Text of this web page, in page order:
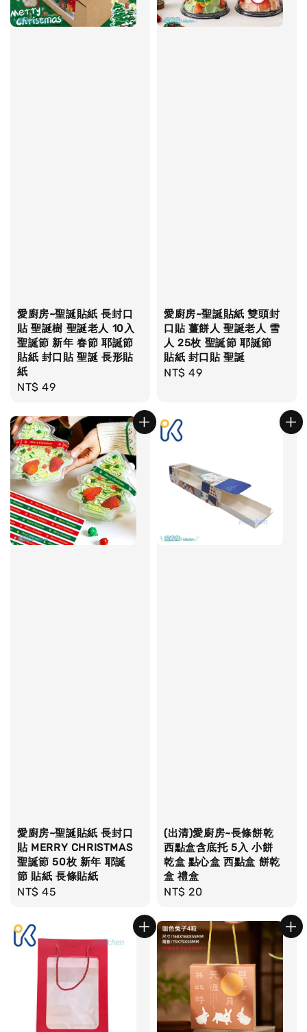
愛廚房~聖誕貼紙 長封口
貼 聖誕樹 聖誕老人 10入
聖誕節 新年 春節 耶誕節
貼紙 封口貼 聖誕 長形貼
紙
Regular
NT$ 49
愛廚房~聖誕貼紙 雙頭封
口貼 薑餅人 聖誕老人 雪
人 25枚 聖誕節 耶誕節
貼紙 封口貼 聖誕
Regular
NT$ 49
愛廚房~聖誕貼紙 長封口
貼 MERRY CHRISTMAS
聖誕節 50枚 新年 耶誕
節 貼紙 長條貼紙
Regular
NT$ 45
(出清)愛廚房~長條餅乾
西點盒含底托 5入 小餅
乾盒 點心盒 西點盒 餅乾
盒 禮盒
Regular
NT$ 20